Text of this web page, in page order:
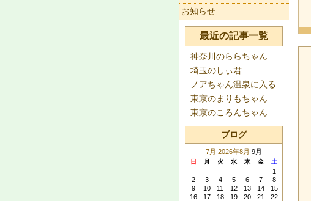
お知らせ
最近の記事一覧
神奈川のららちゃん
埼玉のしぃ君
ノアちゃん温泉に入る
東京のまりもちゃん
東京のころんちゃん
ブログ
7月 2026年8月 9月
日 月 火 水 木 金 土
1
2
3 4 5 6 7
8
9
10 11 12 13 14
15
16
17 18 19 20 21
22